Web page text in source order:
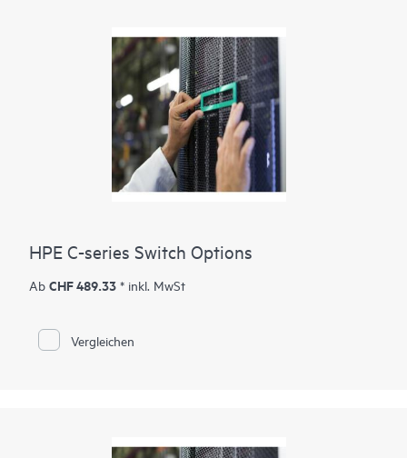
HPE C-series Switch Options
Ab CHF 489.33 * inkl. MwSt
Vergleichen